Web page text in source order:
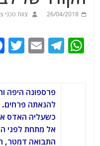
26/04/2018 צוות טכני Nziv.net
W
T
g
ra
m
E
l
פרספונה היפה
להנאתה
כשעליה האדס
אל מתחת לפני
התבואה דמטר,